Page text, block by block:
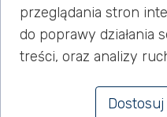
22 listopada
Już w najbliższy piątek
przeglądania stron
do poprawy działania
treści, oraz analizy
Dostosuj